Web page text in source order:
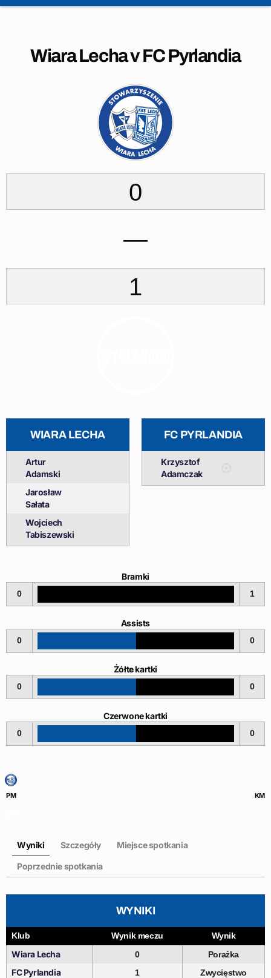
Wiara Lecha v FC Pyrlandia
0
—
1
WIARA LECHA
Artur
Adamski
Jarosław
Sałata
Wojciech
Tabiszewski
FC PYRLANDIA
Krzysztof
Adamczak
Bramki
0 1
Assists
0 0
Żółte kartki
0 0
Czerwone kartki
0 0
PM KM
Wyniki Szczegóły Miejsce spotkania
Poprzednie spotkania
WYNIKI
Klub Wynik meczu Wynik
Wiara Lecha 0 Porażka
FC Pyrlandia 1 Zwycięstwo